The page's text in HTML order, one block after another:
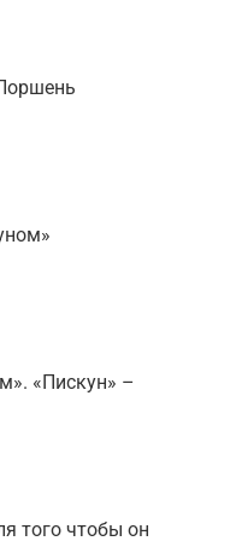
«Пискун» –
того чтобы он